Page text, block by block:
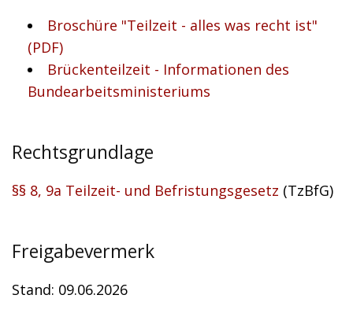
Broschüre "Teilzeit - alles was recht ist"
(PDF)
Brückenteilzeit - Informationen des
Bundearbeitsministeriums
Rechtsgrundlage
§§ 8, 9a Teilzeit- und Befristungsgesetz (TzBfG)
Freigabevermerk
Stand: 09.06.2026